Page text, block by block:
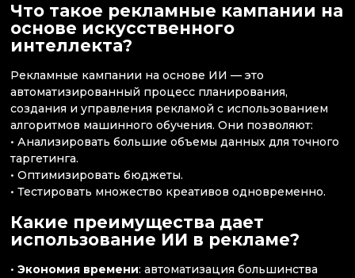
Что такое рекламные кампании на
основе искусственного
интеллекта?
Рекламные кампании на основе ИИ — это
автоматизированный процесс планирования,
создания и управления рекламой с использованием
алгоритмов машинного обучения. Они позволяют:
• Анализировать большие объемы данных для точного
таргетинга.
• Оптимизировать бюджеты.
• Тестировать множество креативов одновременно.
Какие преимущества дает
использование ИИ в рекламе?
• Экономия времени: автоматизация большинства